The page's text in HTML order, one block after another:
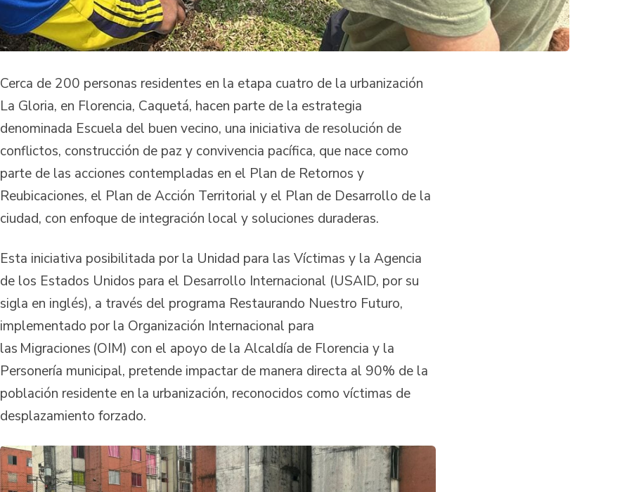
Cerca de 200 personas residentes en la etapa cuatro de la urbanización
La Gloria, en Florencia, Caquetá, hacen parte de la estrategia
denominada Escuela del buen vecino, una iniciativa de resolución de
conflictos, construcción de paz y convivencia pacífica, que nace como
parte de las acciones contempladas en el Plan de Retornos y
Reubicaciones, el Plan de Acción Territorial y el Plan de Desarrollo de la
ciudad, con enfoque de integración local y soluciones duraderas.
Esta iniciativa posibilitada por la Unidad para las Víctimas y la Agencia
de los Estados Unidos para el Desarrollo Internacional (USAID, por su
sigla en inglés), a través del programa Restaurando Nuestro Futuro,
implementado por la Organización Internacional para
las Migraciones (OIM) con el apoyo de la Alcaldía de Florencia y la
Personería municipal, pretende impactar de manera directa al 90% de la
población residente en la urbanización, reconocidos como víctimas de
desplazamiento forzado.